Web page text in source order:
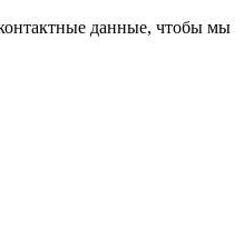
данные, чтобы мы